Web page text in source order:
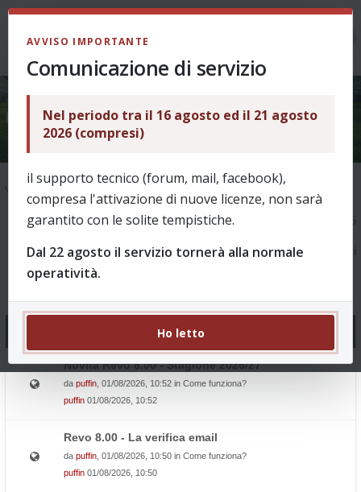
Argomenti senza risposta
Vai alla ricerca avanzata
1 2 3 4 5 6 La ricerca ha trovato 145
risultati
Novità Revo 8.00 - Stagione 2026/27
da puffin , 01/08/2026, 10:52 in Come funziona?
puffin 01/08/2026, 10:52
Revo 8.00 - La verifica email
da puffin , 01/08/2026, 10:50 in Come funziona?
puffin 01/08/2026, 10:50
AVVISO IMPORTANTE
Comunicazione di servizio
Nel periodo tra il 16 agosto ed il 21 agosto
2026 (compresi)
il supporto tecnico (forum, mail, facebook),
compresa l'attivazione di nuove licenze, non sarà
garantito con le solite tempistiche.
Dal 22 agosto il servizio tornerà alla normale
operatività.
Ho letto